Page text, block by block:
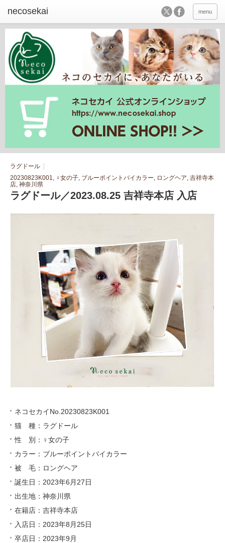
menu
ラグドール
20230823K001, ♀女の子, ブルーポイントバイカラー, ロングヘア, 吉祥寺本
店, 神奈川県
ラグドール／2023.08.25 吉祥寺本店 入店
ネコセカイNo.20230823K001
猫 種：ラグドール
性 別：♀女の子
カラー：ブルーポイントバイカラー
被 毛：ロングヘア
誕生日：2023年6月27日
出生地：神奈川県
在籍店：吉祥寺本店
入店日：2023年8月25日
卒店日：2023年9月